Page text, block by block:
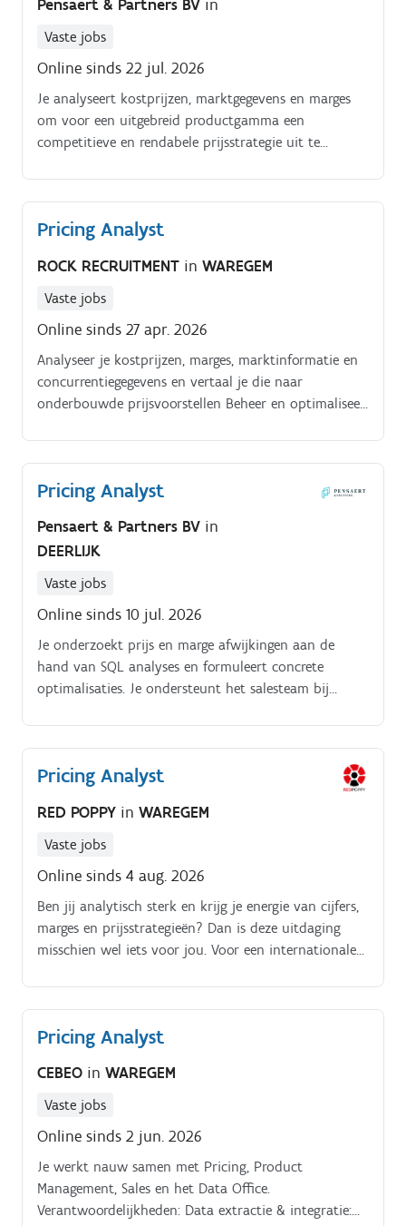
Pensaert & Partners BV in
Vaste jobs
Online sinds 22 jul. 2026
Je analyseert kostprijzen, marktgegevens en marges
om voor een uitgebreid productgamma een
competitieve en rendabele prijsstrategie uit te
optimalisaties.
Pricing Analyst
ROCK RECRUITMENT in WAREGEM
Vaste jobs
Online sinds 27 apr. 2026
Analyseer je kostprijzen, marges, marktinformatie en
concurrentiegegevens en vertaal je die naar
onderbouwde prijsvoorstellen Beheer en optimaliseer
in verschillende Europese regio’s Werk je actief mee
aan de overgang naar een nieuw ERP systeem, met
focus op correcte en efficiënte prijsimplementatie
sparringpartner bij prijsdiscussies en klantcases
Bewaak en verbeter je continu de consistentie en
rendabiliteit van de prijsstrategie Je bijdrage heeft
concurrentiepositie en besluitvorming binnen de
organisatie.
Pricing Analyst
Pensaert & Partners BV in
DEERLIJK
Vaste jobs
Online sinds 10 jul. 2026
Je onderzoekt prijs en marge afwijkingen aan de
hand van SQL analyses en formuleert concrete
optimalisaties. Je ondersteunt het salesteam bij
winstgevendheid.
Pricing Analyst
RED POPPY in WAREGEM
Vaste jobs
Online sinds 4 aug. 2026
Ben jij analytisch sterk en krijg je energie van cijfers,
marges en prijsstrategieën? Dan is deze uitdaging
misschien wel iets voor jou. Voor een internationale
waakt over een correcte, competitieve en rendabele
prijszetting binnen een uitgebreid productgamma. In
deze rol vorm je de schakel tussen aankoop, sales en
winstgevendheid van de onderneming.✅Continu
analyseren van kostprijzen, marktgegevens en marges
voor een breed scala producten.✅Monitoren van de
rendabiliteit van producten en rapporteert mogelijke
verbeteringsoptie (vb wanneer marge onder druk
staat)✅Je ondersteunt sales bij het voorbereiden van
Pricing Analyst
CEBEO in WAREGEM
Vaste jobs
Online sinds 2 jun. 2026
Je werkt nauw samen met Pricing, Product
Management, Sales en het Data Office.
Verantwoordelijkheden: Data extractie & integratie: